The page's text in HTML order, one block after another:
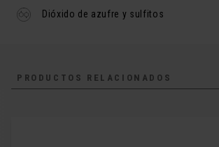
Dióxido de azufre y sulfitos
PRODUCTOS RELACIONADOS